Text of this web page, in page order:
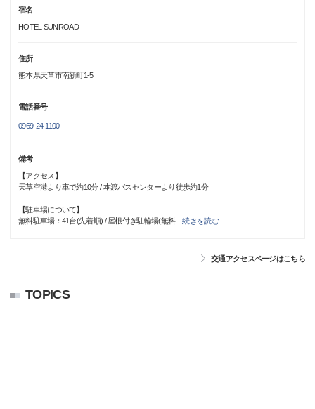
宿名
HOTEL SUNROAD
住所
熊本県天草市南新町1-5
電話番号
0969-24-1100
備考
【アクセス】
天草空港より車で約10分 / 本渡バスセンターより徒歩約1分
【駐車場について】
無料駐車場：41台(先着順) / 屋根付き駐輪場(無料…続きを読む
交通アクセスページはこちら
TOPICS